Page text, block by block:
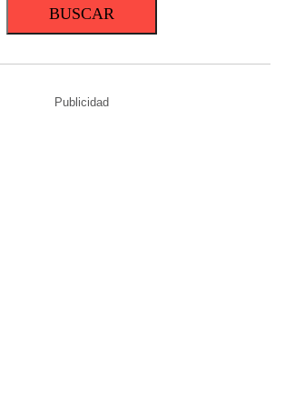
Publicidad